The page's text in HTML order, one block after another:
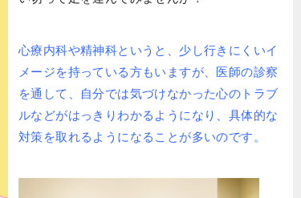
心療内科や精神科というと、少し行きにくいイ
メージを持っている方もいますが、医師の診察
を通して、自分では気づけなかった心のトラブ
ルなどがはっきりわかるようになり、具体的な
対策を取れるようになることが多いのです。